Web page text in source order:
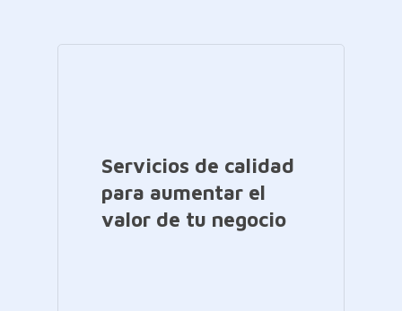
Servicios de calidad
para aumentar el
valor de tu negocio